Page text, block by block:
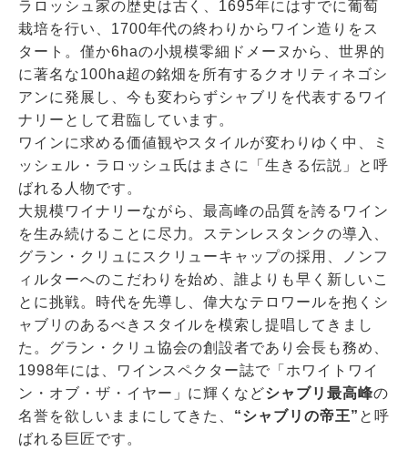
ラロッシュ家の歴史は古く、1695年にはすでに葡萄
栽培を行い、1700年代の終わりからワイン造りをス
タート。僅か6haの小規模零細ドメーヌから、世界的
に著名な100ha超の銘畑を所有するクオリティネゴシ
アンに発展し、今も変わらずシャブリを代表するワイ
ナリーとして君臨しています。
ワインに求める価値観やスタイルが変わりゆく中、ミ
ッシェル・ラロッシュ氏はまさに「生きる伝説」と呼
ばれる人物です。
大規模ワイナリーながら、最高峰の品質を誇るワイン
を生み続けることに尽力。ステンレスタンクの導入、
グラン・クリュにスクリューキャップの採用、ノンフ
ィルターへのこだわりを始め、誰よりも早く新しいこ
とに挑戦。時代を先導し、偉大なテロワールを抱くシ
ャブリのあるべきスタイルを模索し提唱してきまし
た。グラン・クリュ協会の創設者であり会⾧も務め、
1998年には、ワインスペクター誌で「ホワイトワイ
ン・オブ・ザ・イヤー」に輝くなどシャブリ最高峰の
名誉を欲しいままにしてきた、 “シャブリの帝王” と呼
ばれる巨匠です。